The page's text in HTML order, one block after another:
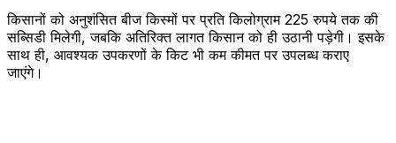
किसानों को अनुशंसित बीज किस्मों पर प्रति किलोग्राम 225 रुपये तक की
सब्सिडी मिलेगी, जबकि अतिरिक्त लागत किसान को ही उठानी पड़ेगी। इसके
साथ ही, आवश्यक उपकरणों के किट भी कम कीमत पर उपलब्ध कराए
जाएंगे।